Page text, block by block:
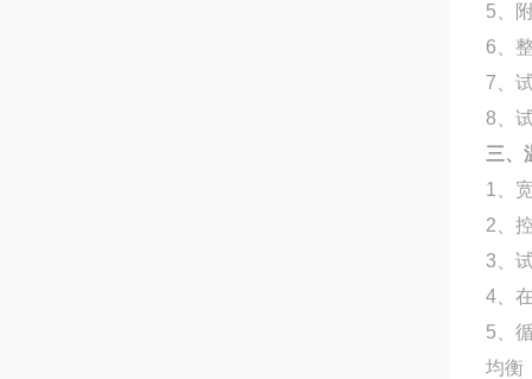
5
6 、
7 、
8 、
三、
1
2 、
3
4
5 、
均衡